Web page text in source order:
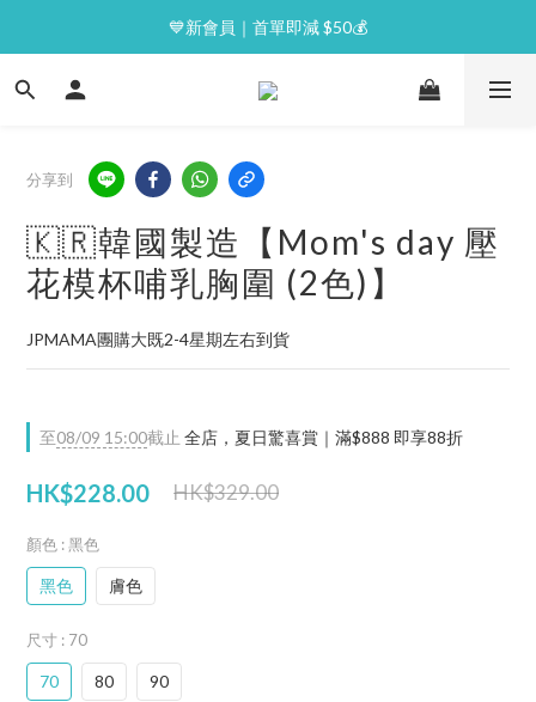
⭐逢星期一malluxe day｜7%購物金回贈
💙新會員｜首單即減 $50💰
⭐逢星期一malluxe day｜7%購物金回贈
分享到
🇰🇷韓國製造【Mom's day 壓
花模杯哺乳胸圍 (2色)】
JPMAMA團購大既2-4星期左右到貨
至08/09 15:00截止 全店，夏日驚喜賞｜滿$888 即享88折
HK$228.00 HK$329.00
顏色 : 黑色
黑色 膚色
尺寸 : 70
70 80 90